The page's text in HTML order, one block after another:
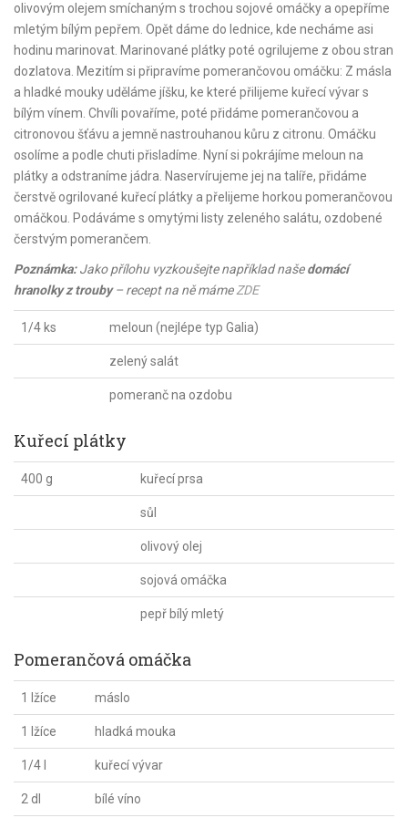
olivovým olejem smíchaným s trochou sojové omáčky a opepříme
mletým bílým pepřem. Opět dáme do lednice, kde necháme asi
hodinu marinovat. Marinované plátky poté ogrilujeme z obou stran
dozlatova. Mezitím si připravíme pomerančovou omáčku: Z másla
a hladké mouky uděláme jíšku, ke které přilijeme kuřecí vývar s
bílým vínem. Chvíli povaříme, poté přidáme pomerančovou a
citronovou šťávu a jemně nastrouhanou kůru z citronu. Omáčku
osolíme a podle chuti přisladíme. Nyní si pokrájíme meloun na
plátky a odstraníme jádra. Naservírujeme jej na talíře, přidáme
čerstvě ogrilované kuřecí plátky a přelijeme horkou pomerančovou
omáčkou. Podáváme s omytými listy zeleného salátu, ozdobené
čerstvým pomerančem.
Poznámka:Jako přílohu vyzkoušejte například našedomácí
hranolky z trouby– recept na ně mámeZDE
1/4 ks meloun (nejlépe typ Galia)
zelený salát
pomeranč na ozdobu
Kuřecí plátky
400 g kuřecí prsa
sůl
olivový olej
sojová omáčka
pepř bílý mletý
Pomerančová omáčka
1 lžíce máslo
1 lžíce hladká mouka
1/4 l kuřecí vývar
2 dl bílé víno